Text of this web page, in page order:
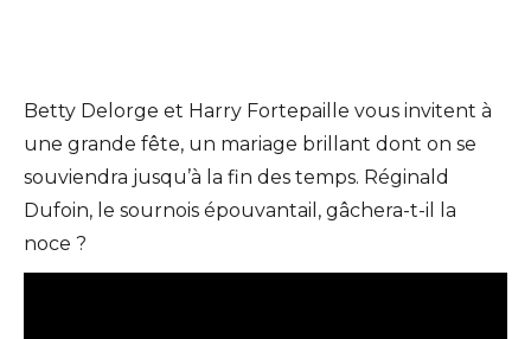
Betty Delorge et Harry Fortepaille vous invitent à
une grande fête, un mariage brillant dont on se
souviendra jusqu’à la fin des temps. Réginald
Dufoin, le sournois épouvantail, gâchera-t-il la
noce ?